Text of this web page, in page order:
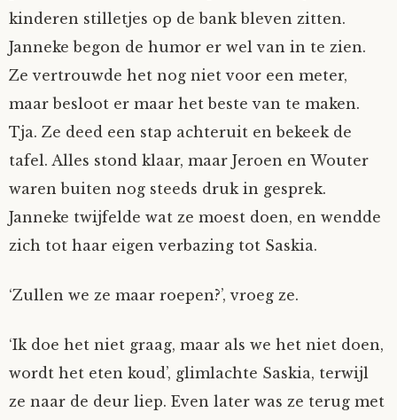
kinderen stilletjes op de bank bleven zitten.
Janneke begon de humor er wel van in te zien.
Ze vertrouwde het nog niet voor een meter,
maar besloot er maar het beste van te maken.
Tja. Ze deed een stap achteruit en bekeek de
tafel. Alles stond klaar, maar Jeroen en Wouter
waren buiten nog steeds druk in gesprek.
Janneke twijfelde wat ze moest doen, en wendde
zich tot haar eigen verbazing tot Saskia.
‘Zullen we ze maar roepen?’, vroeg ze.
‘Ik doe het niet graag, maar als we het niet doen,
wordt het eten koud’, glimlachte Saskia, terwijl
ze naar de deur liep. Even later was ze terug met